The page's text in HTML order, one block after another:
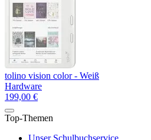
tolino vision color - Weiß
Hardware
199,00 €
Top-Themen
Unser Schulbuchservice